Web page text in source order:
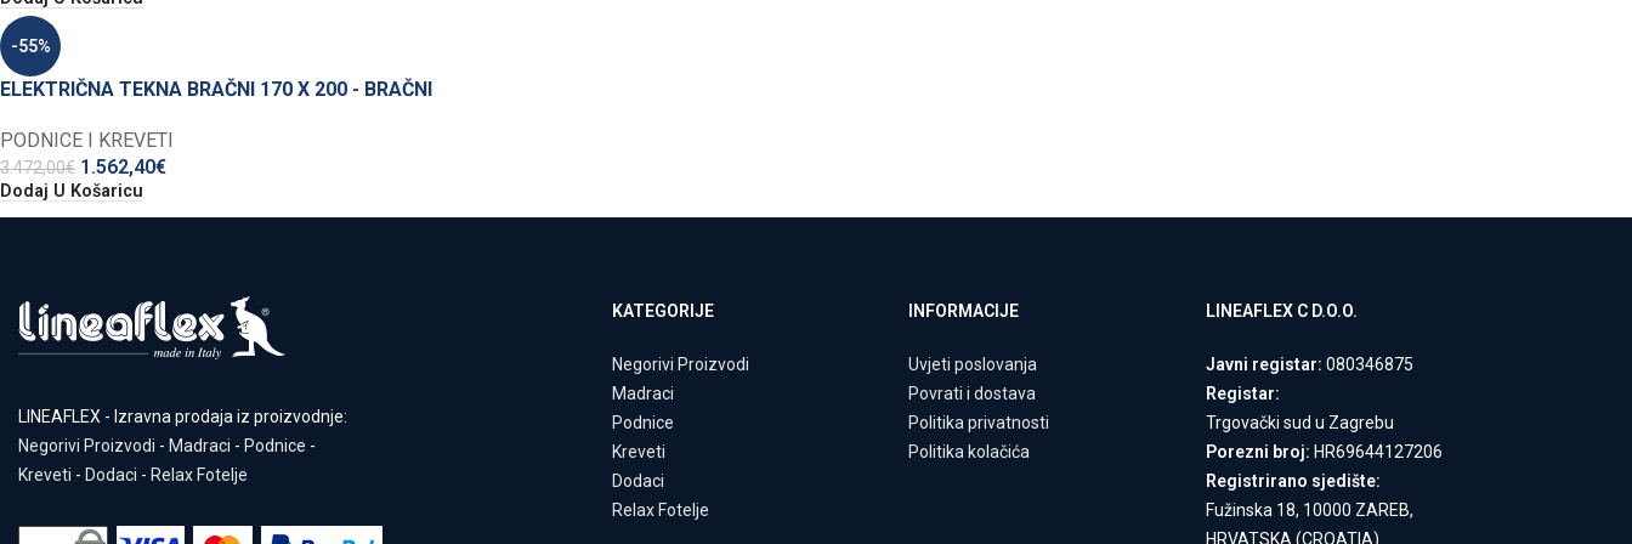
-55%
ELEKTRIČNA TEKNA BRAČNI 170 X 200 - BRAČNI
PODNICE I KREVETI
3.472,00€ 1.562,40€
Dodaj U Košaricu
LINEAFLEX - Izravna prodaja iz proizvodnje:
Negorivi Proizvodi - Madraci - Podnice -
Kreveti - Dodaci - Relax Fotelje
KATEGORIJE
Negorivi Proizvodi
Madraci
Podnice
Kreveti
Dodaci
Relax Fotelje
INFORMACIJE
Uvjeti poslovanja
Povrati i dostava
Politika privatnosti
Politika kolačića
LINEAFLEX C D.O.O.
Javni registar: 080346875
Registar:
Trgovački sud u Zagrebu
Porezni broj: HR69644127206
Registrirano sjedište:
Fužinska 18, 10000 ZAREB,
HRVATSKA (CROATIA)